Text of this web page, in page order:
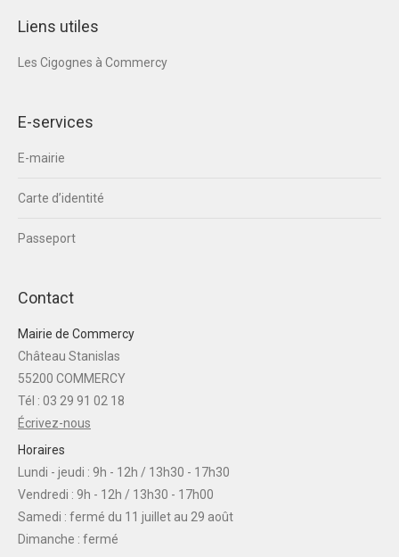
Liens utiles
Les Cigognes à Commercy
E-services
E-mairie
Carte d’identité
Passeport
Contact
Mairie de Commercy
Château Stanislas
55200 COMMERCY
Tél : 03 29 91 02 18
Écrivez-nous
Horaires
Lundi - jeudi : 9h - 12h / 13h30 - 17h30
Vendredi : 9h - 12h / 13h30 - 17h00
Samedi : fermé du 11 juillet au 29 août
Dimanche : fermé